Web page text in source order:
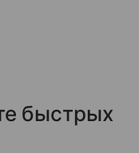
быстрых